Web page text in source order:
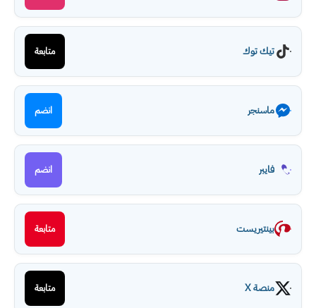
تيك توك متابعة
ماسنجر انضم
فايبر انضم
بينتيريست متابعة
منصة X متابعة